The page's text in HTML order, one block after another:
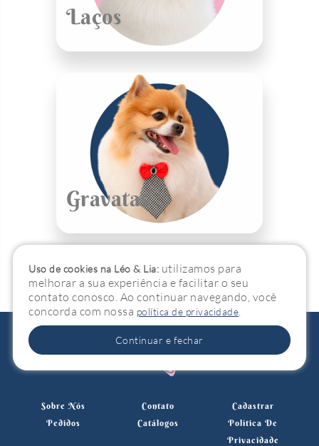
Laços
Gravatas
Sobre Nós Contato
Cadastrar
Pedidos
Catálogos
Política De
Privacidade
Uso de cookies na Léo & Lia: utilizamos para
melhorar a sua experiência e facilitar o seu
contato conosco. Ao continuar navegando, você
concorda com nossa política de privacidade
Continuar e fechar